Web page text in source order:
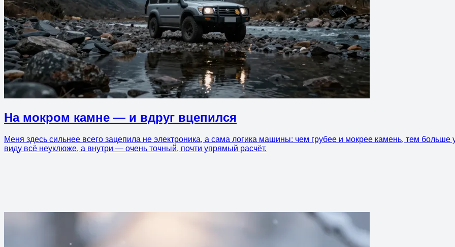
На мокром камне — и вдруг вцепился
Меня здесь сильнее всего зацепила не электроника, а сама логика машины: чем грубее и мокрее камень, тем больше
виду всё неуклюже, а внутри — очень точный, почти упрямый расчёт.